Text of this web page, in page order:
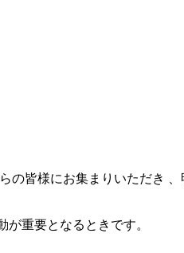
皆様にお集まりいただき
重要となるときです。